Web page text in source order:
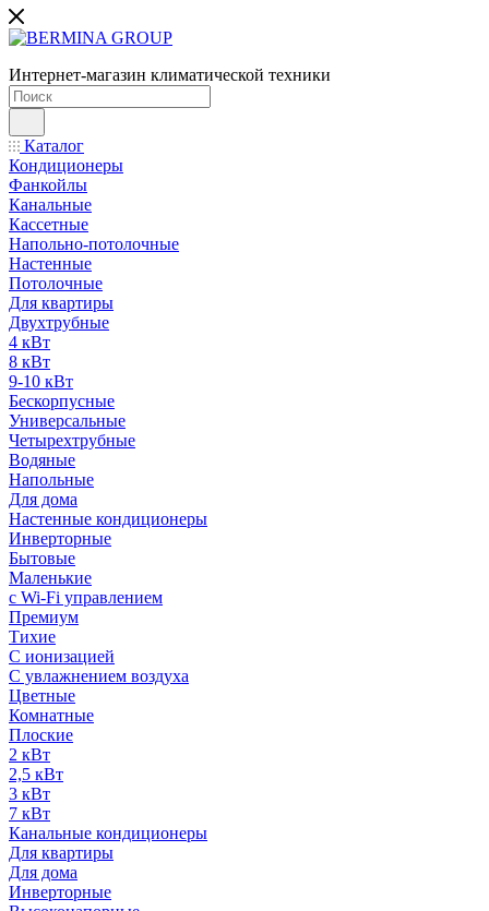
Интернет-магазин климатической техники
Каталог
Кондиционеры
Фанкойлы
Канальные
Кассетные
Напольно-потолочные
Настенные
Потолочные
Для квартиры
Двухтрубные
4 кВт
8 кВт
9-10 кВт
Бескорпусные
Универсальные
Четырехтрубные
Водяные
Напольные
Для дома
Настенные кондиционеры
Инверторные
Бытовые
Маленькие
с Wi-Fi управлением
Премиум
Тихие
С ионизацией
С увлажнением воздуха
Цветные
Комнатные
Плоские
2 кВт
2,5 кВт
3 кВт
7 кВт
Канальные кондиционеры
Для квартиры
Для дома
Инверторные